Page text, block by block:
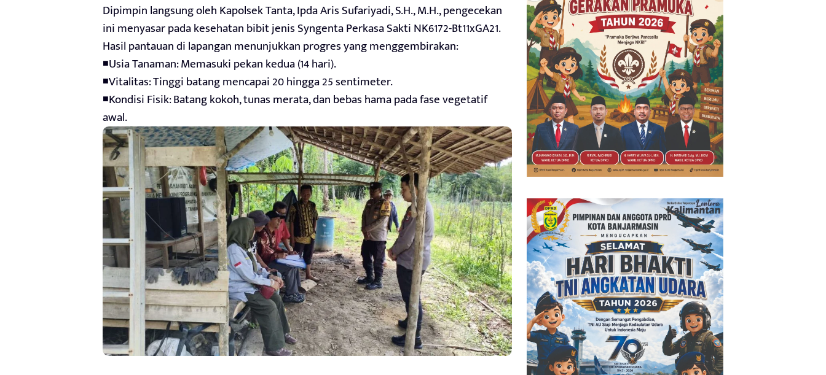
Dipimpin langsung oleh Kapolsek Tanta, Ipda Aris Sufariyadi, S.H., M.H., pengecekan
ini menyasar pada kesehatan bibit jenis Syngenta Perkasa Sakti NK6172-Bt11xGA21.
Hasil pantauan di lapangan menunjukkan progres yang menggembirakan:
◾Usia Tanaman: Memasuki pekan kedua (14 hari).
◾Vitalitas: Tinggi batang mencapai 20 hingga 25 sentimeter.
◾Kondisi Fisik: Batang kokoh, tunas merata, dan bebas hama pada fase vegetatif
awal.